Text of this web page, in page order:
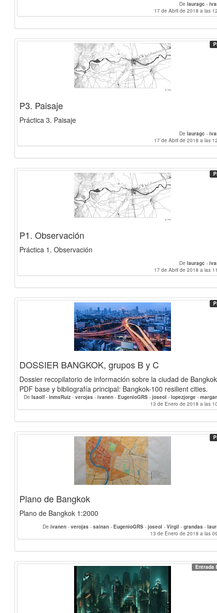
De lauragc -
17 de Abril de 2018 a las
P3. Paisaje
Práctica 3. Paisaje
De lauragc -
17 de Abril de 2018 a las
P1. Observación
Práctica 1. Observación
De lauragc -
17 de Abril de 2018 a las
DOSSIER BANGKOK, grupos B y C
Dossier recopilatorio de información sobre la ciudad de
PDF base y bibliografía principal: Bangkok-100 resilient cities.
De Isaolf - InmsRuiz - verojas - ivanen - EugenioGRS - joseol - lopezjorge -
mariarokiski-grandas -
13 de Enero de 2018 a las
Plano de Bangkok
Plano de Bangkok 1:2000
De ivanen - verojas - sainan - EugenioGRS - joseol - Virgil - grandas -
13 de Enero de 2018 a las
Entrada